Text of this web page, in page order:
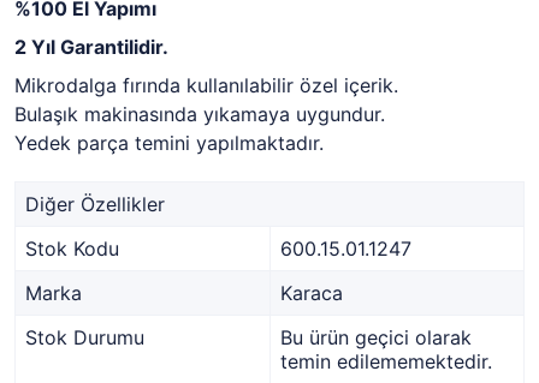
%100 El Yapımı
2 Yıl Garantilidir.
Mikrodalga fırında kullanılabilir özel içerik.
Bulaşık makinasında yıkamaya uygundur.
Yedek parça temini yapılmaktadır.
Diğer Özellikler
Stok Kodu
600.15.01.1247
Marka
Karaca
Stok Durumu
Bu ürün geçici olarak
temin edilememektedir.